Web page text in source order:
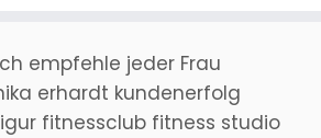
empfehle jeder Frau
erhardt kundenerfolg
fitnessclub fitness studio